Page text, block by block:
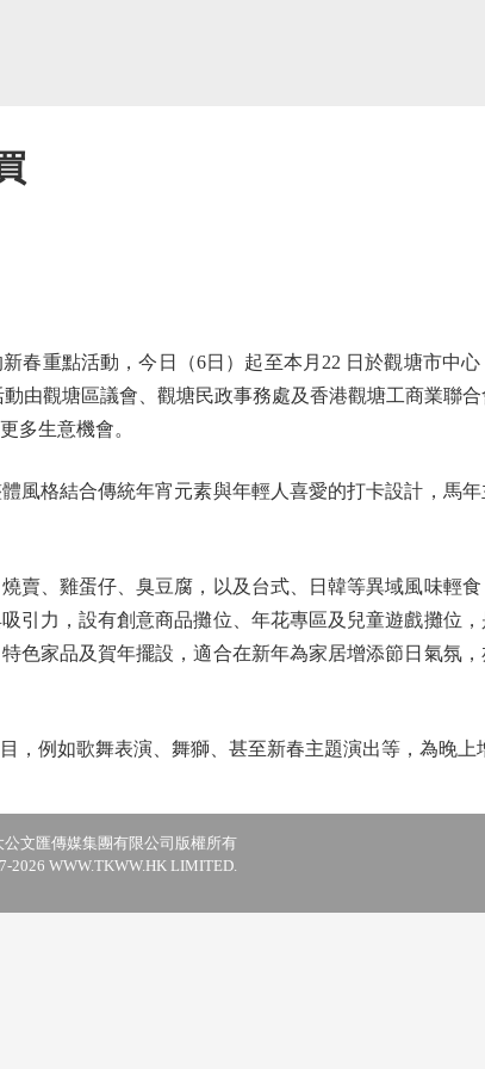
重點活動，今日（6日）起至本月22 日於觀塘市中心
由觀塘區議會、觀塘民政事務處及香港觀塘工商業聯
多生意機會。
格結合傳統年宵元素與年輕人喜愛的打卡設計，馬年
、雞蛋仔、臭豆腐，以及台式、日韓等異域風味輕食
引力，設有創意商品攤位、年花專區及兒童遊戲攤位
色家品及賀年擺設，適合在新年為家居增添節日氣氛
例如歌舞表演、舞獅、甚至新春主題演出等，為晚上
公文匯傳媒集團有限公司版權所有
2026 WWW.TKWW.HK LIMITED.